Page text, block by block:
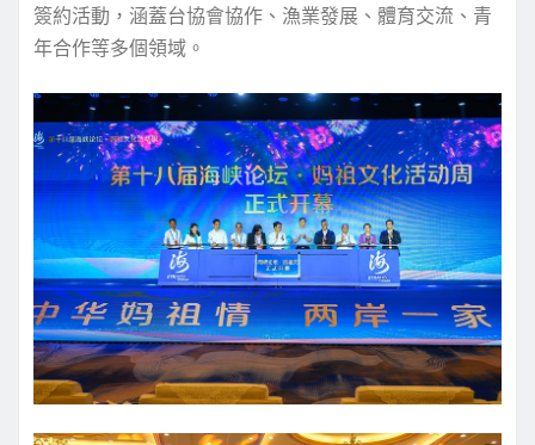
簽約活動，涵蓋台協會協作、漁業發展、體育交流、青
年合作等多個領域。